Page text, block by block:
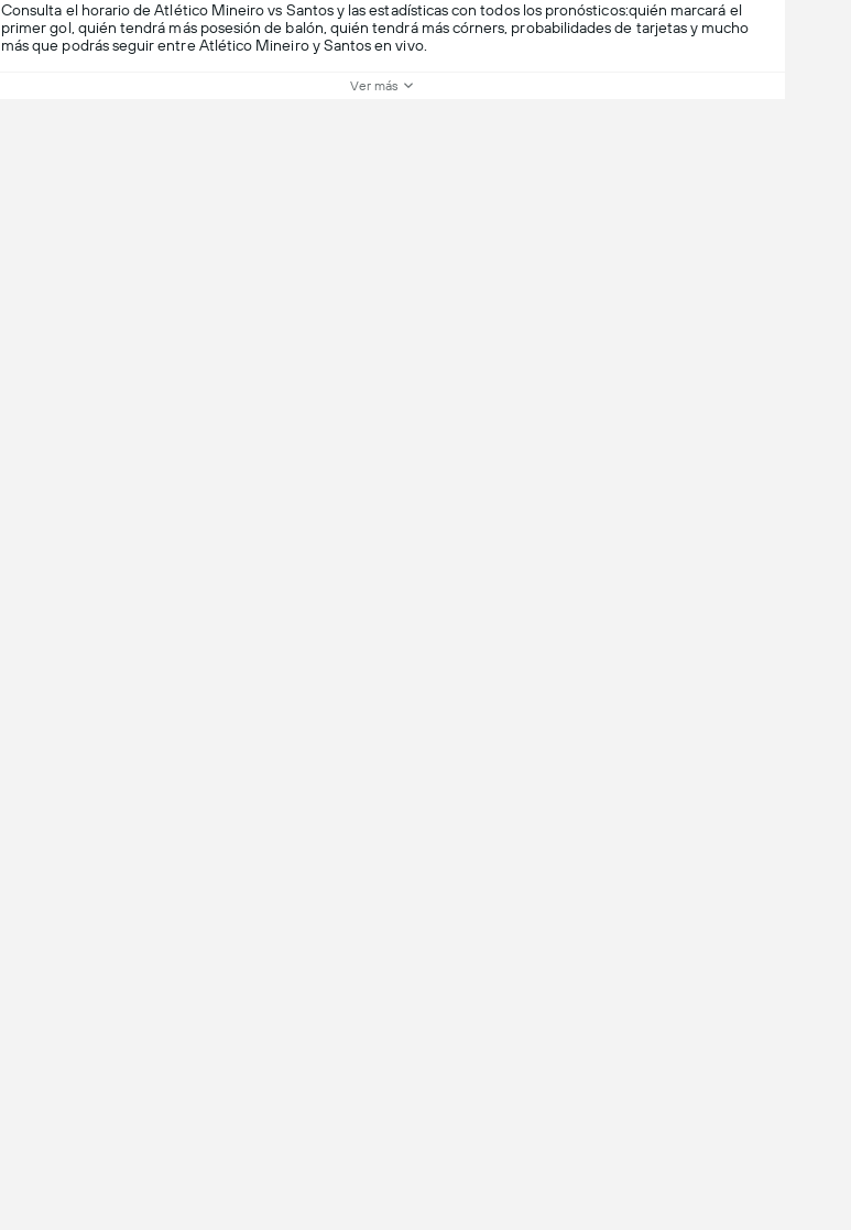
Consulta el horario de Atlético Mineiro vs Santos y las estadísticas con todos los pronósticos:quién marcará el
primer gol, quién tendrá más posesión de balón, quién tendrá más córners, probabilidades de tarjetas y mucho
más que podrás seguir entre Atlético Mineiro y Santos en vivo.
Ver más